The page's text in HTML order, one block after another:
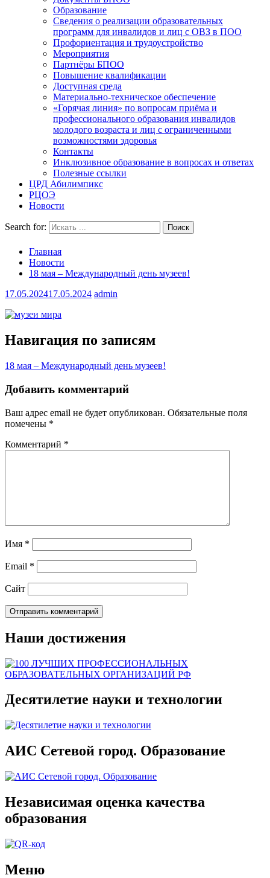
Образование
Сведения о реализации образовательных
программ для инвалидов и лиц с ОВЗ в ПОО
Профориентация и трудоустройство
Мероприятия
Партнёры БПОО
Повышение квалификации
Доступная среда
Материально-техническое обеспечение
«Горячая линия» по вопросам приёма и
профессионального образования инвалидов
молодого возраста и лиц с ограниченными
возможностями здоровья
Контакты
Инклюзивное образование в вопросах и ответах
Полезные ссылки
ЦРД Абилимпикс
РЦОЭ
Новости
Search for:
Главная
Новости
18 мая – Международный день музеев!
17.05.202417.05.2024 admin
Навигация по записям
18 мая – Международный день музеев!
Добавить комментарий
Ваш адрес email не будет опубликован. Обязательные поля
помечены *
Комментарий *
Имя *
Email *
Сайт
Наши достижения
Десятилетие науки и технологии
АИС Сетевой город. Образование
Независимая оценка качества
образования
Меню